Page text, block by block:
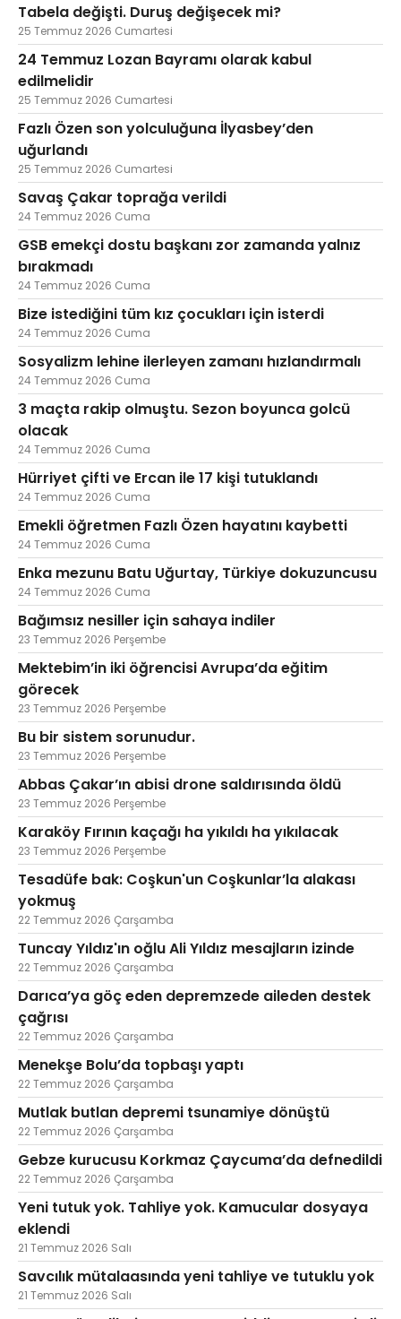
Tabela değişti. Duruş değişecek mi?
25 Temmuz 2026 Cumartesi
24 Temmuz Lozan Bayramı olarak kabul
edilmelidir
25 Temmuz 2026 Cumartesi
Fazlı Özen son yolculuğuna İlyasbey’den
uğurlandı
25 Temmuz 2026 Cumartesi
Savaş Çakar toprağa verildi
24 Temmuz 2026 Cuma
GSB emekçi dostu başkanı zor zamanda yalnız
bırakmadı
24 Temmuz 2026 Cuma
Bize istediğini tüm kız çocukları için isterdi
24 Temmuz 2026 Cuma
Sosyalizm lehine ilerleyen zamanı hızlandırmalı
24 Temmuz 2026 Cuma
3 maçta rakip olmuştu. Sezon boyunca golcü
olacak
24 Temmuz 2026 Cuma
Hürriyet çifti ve Ercan ile 17 kişi tutuklandı
24 Temmuz 2026 Cuma
Emekli öğretmen Fazlı Özen hayatını kaybetti
24 Temmuz 2026 Cuma
Enka mezunu Batu Uğurtay, Türkiye dokuzuncusu
24 Temmuz 2026 Cuma
Bağımsız nesiller için sahaya indiler
23 Temmuz 2026 Perşembe
Mektebim’in iki öğrencisi Avrupa’da eğitim
görecek
23 Temmuz 2026 Perşembe
Bu bir sistem sorunudur.
23 Temmuz 2026 Perşembe
Abbas Çakar’ın abisi drone saldırısında öldü
23 Temmuz 2026 Perşembe
Karaköy Fırının kaçağı ha yıkıldı ha yıkılacak
23 Temmuz 2026 Perşembe
Tesadüfe bak: Coşkun'un Coşkunlar’la alakası
yokmuş
22 Temmuz 2026 Çarşamba
Tuncay Yıldız'ın oğlu Ali Yıldız mesajların izinde
22 Temmuz 2026 Çarşamba
Darıca’ya göç eden depremzede aileden destek
çağrısı
22 Temmuz 2026 Çarşamba
Menekşe Bolu’da topbaşı yaptı
22 Temmuz 2026 Çarşamba
Mutlak butlan depremi tsunamiye dönüştü
22 Temmuz 2026 Çarşamba
Gebze kurucusu Korkmaz Çaycuma’da defnedildi
22 Temmuz 2026 Çarşamba
Yeni tutuk yok. Tahliye yok. Kamucular dosyaya
eklendi
21 Temmuz 2026 Salı
Savcılık mütalaasında yeni tahliye ve tutuklu yok
21 Temmuz 2026 Salı